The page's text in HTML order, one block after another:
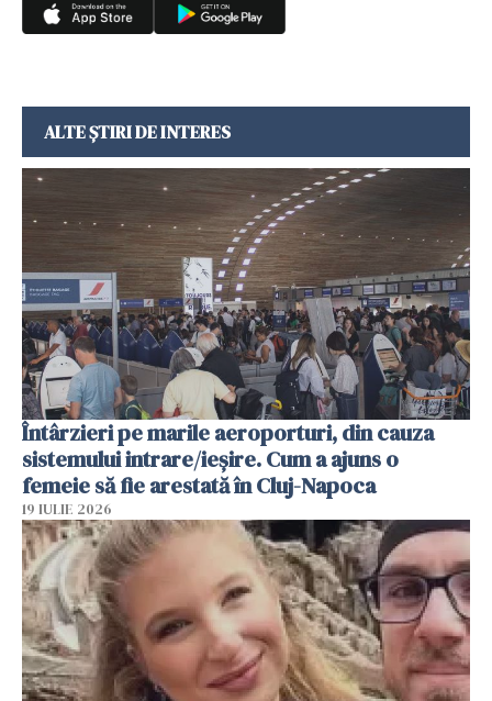
ALTE ȘTIRI DE INTERES
Întârzieri pe marile aeroporturi, din cauza
sistemului intrare/ieșire. Cum a ajuns o
femeie să fie arestată în Cluj-Napoca
19 IULIE 2026